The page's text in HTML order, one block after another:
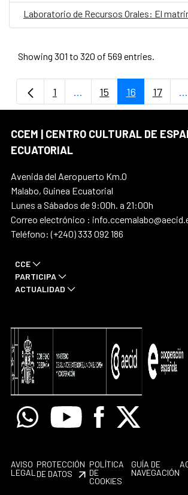
Showing 301 to 320 of 569 entries.
Page
1 ...Intermediate Pages Use
Page
15 Page
16 Page
17 ...
CCEM | CENTRO CULTURAL DE
ECUATORIAL
Avenida del Aeropuerto Km.0
Malabo, Guinea Ecuatorial
Lunes a Sábados de 9:00h. a 21:00h
Correo electrónico :
Teléfono: (+240) 333 092 186
CCE
PARTICIPA
ACTUALIDAD
WhatsappYoutube Facebook
X
AVISO
LEGAL
PROTECCIÓN
DE DATOS
POLÍTICA
DE
COOKIES
GUÍA DE
NAVEGACIÓN